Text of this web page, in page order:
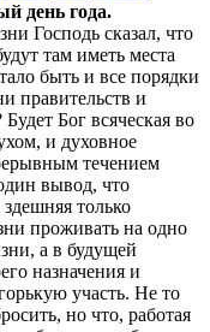
день года.
Господь сказал, что
там иметь места
быть и все порядки
правительств и
Бог всяческая во
и духовное
течением
вывод, что
только
проживать на одно
а в будущей
назначения и
участь. Не то
но что, работая